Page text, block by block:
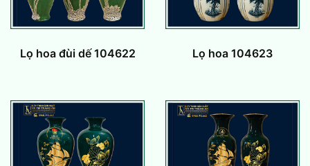
Lọ hoa đùi dế 104622 Lọ hoa 104623